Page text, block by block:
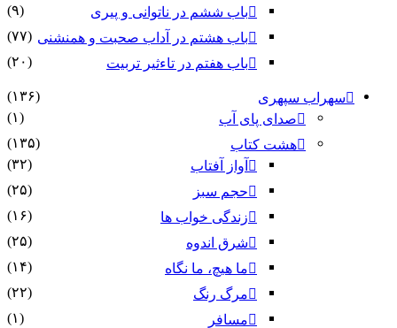
باب ششم در ناتوانى و پیرى
(۹)
باب هشتم در آداب صحبت و همنشنى (۷۷)
باب هفتم در تاءثیر تربیت
(۲۰)
سهراب سپهری
(۱۳۶)
صدای پای آب
(۱)
هشت کتاب
(۱۳۵)
آواز آفتاب
(۳۲)
حجم سبز
(۲۵)
زندگی خواب ها
(۱۶)
شرق اندوه
(۲۵)
ما هیچ، ما نگاه
(۱۴)
مرگ رنگ
(۲۲)
مسافر
(۱)